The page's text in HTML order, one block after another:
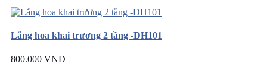
Lẵng hoa khai trương 2 tầng -DH101
800.000 VND